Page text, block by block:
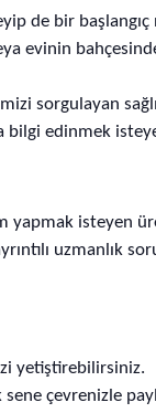
de bir
evinin
sorgulayan
bilgi edinmek
yapmak isteyen
uzmanlık
yetiştirebilirsiniz.
çevrenizle